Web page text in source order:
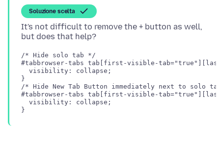
Soluzione scelta
It's not difficult to remove the + button as well,
/* Hide solo tab */
#tabbrowser-tabs tab[first-visible-
  visibility: collapse;
}
/* Hide New Tab Button immediately next to solo
#tabbrowser-tabs tab[first-visible-
  visibility: collapse;